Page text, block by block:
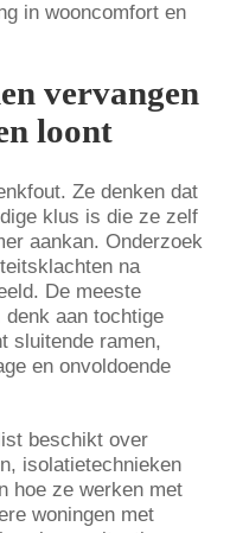
in wooncomfort en
vervangen
loont
Ze denken dat
klus is die ze zelf
aankan. Onderzoek
na
De meeste
aan tochtige
sluitende ramen,
en onvoldoende
beschikt over
isolatietechnieken
hoe ze werken met
woningen met